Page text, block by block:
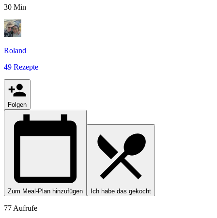
30 Min
Roland
49 Rezepte
Folgen
Zum Meal-Plan hinzufügen Ich habe das gekocht
77 Aufrufe